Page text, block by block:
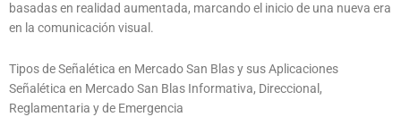
basadas en realidad aumentada, marcando el inicio de una nueva era
en la comunicación visual.
Tipos de Señalética en Mercado San Blas y sus Aplicaciones
Señalética en Mercado San Blas Informativa, Direccional,
Reglamentaria y de Emergencia